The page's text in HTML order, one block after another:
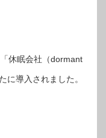
休眠会社（dormant
に導入されました。